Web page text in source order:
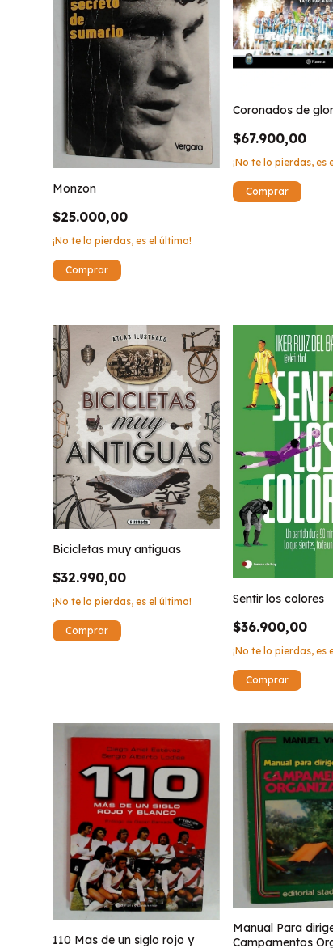
Monzon
$25.000,00
¡No te lo pierdas, es el último!
Coronados de
$67.900,00
¡No te lo pierdas, es
Bicicletas muy antiguas
$32.990,00
¡No te lo pierdas, es el último! Sentir los colores
$36.900,00
¡No te lo pierdas, es
110 Mas de un siglo rojo y
Manual Para
Campamentos